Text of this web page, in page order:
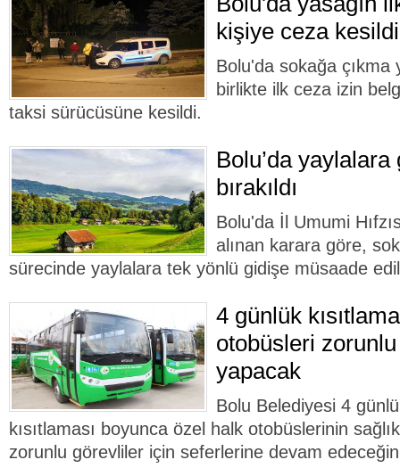
kişiye ceza kesildi
Bolu'da sokağa çıkma
birlikte ilk ceza izin
taksi sürücüsüne kesildi.
Bolu’da
bırakıldı
Bolu'da İl Umumi
alınan karara göre,
sürecinde yaylalara tek yönlü gidişe müsaade
4 günlük
otobüsleri
yapacak
Bolu Belediyesi 4
kısıtlaması boyunca özel halk otobüslerinin
zorunlu görevliler için seferlerine devam